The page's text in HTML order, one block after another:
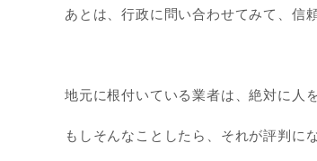
あとは、行政に問い合わせてみて、信
地元に根付いている業者は、絶対に人
もしそんなことしたら、それが評判に